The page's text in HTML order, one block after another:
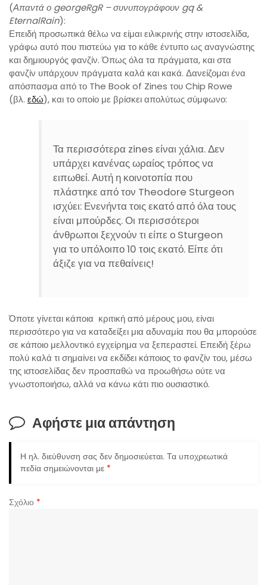
(Απαντά ο georgeRgR – συνυπογράφουν gq &
EternalRain):
Επειδή προσωπικά θέλω να είμαι ειλικρινής στην ιστοσελίδα,
γράφω αυτό που πιστεύω για το κάθε έντυπο ως αναγνώστης
και δημιουργός φανζίν. Όπως όλα τα πράγματα, και στα
φανζίν υπάρχουν πράγματα καλά και κακά. Δανείζομαι ένα
απόσπασμα από το The Book of Zines του Chip Rowe
(βλ. εδώ), και το οποίο με βρίσκει απολύτως σύμφωνο:
Τα περισσότερα zines είναι χάλια. Δεν
υπάρχει κανένας ωραίος τρόπος να
ειπωθεί. Αυτή η κοινοτοπία που
πλάστηκε από τον Theodore Sturgeon
ισχύει: Ενενήντα τοις εκατό από όλα τους
είναι μπούρδες. Οι περισσότεροι
άνθρωποι ξεχνούν τι είπε ο Sturgeon
για το υπόλοιπο 10 τοις εκατό. Είπε ότι
άξιζε για να πεθαίνεις!
Όποτε γίνεται κάποια κριτική από μέρους μου, είναι
περισσότερο για να καταδείξει μια αδυναμία που θα μπορούσε
σε κάποιο μελλοντικό εγχείρημα να ξεπεραστεί. Επειδή ξέρω
πολύ καλά τι σημαίνει να εκδίδει κάποιος το φανζίν του, μέσω
της ιστοσελίδας δεν προσπαθώ να προωθήσω ούτε να
γνωστοποιήσω, αλλά να κάνω κάτι πιο ουσιαστικό.
Αφήστε μια απάντηση
Η ηλ. διεύθυνση σας δεν δημοσιεύεται. Τα υποχρεωτικά
πεδία σημειώνονται με *
Σχόλιο *